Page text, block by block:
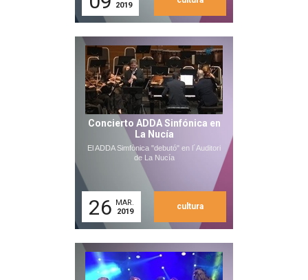
2019
Concierto ADDA Sinfónica en
La Nucía
El ADDA Simfònica "debutó" en l´Auditori
de La Nucía
26 MAR.
2019
cultura